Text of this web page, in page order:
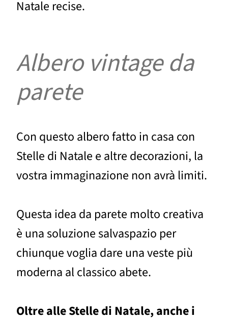
Natale recise.
Albero vintage da
parete
Con questo albero fatto in casa con
Stelle di Natale e altre decorazioni, la
vostra immaginazione non avrà limiti.
Questa idea da parete molto creativa
è una soluzione salvaspazio per
chiunque voglia dare una veste più
moderna al classico abete.
Oltre alle Stelle di Natale, anche i